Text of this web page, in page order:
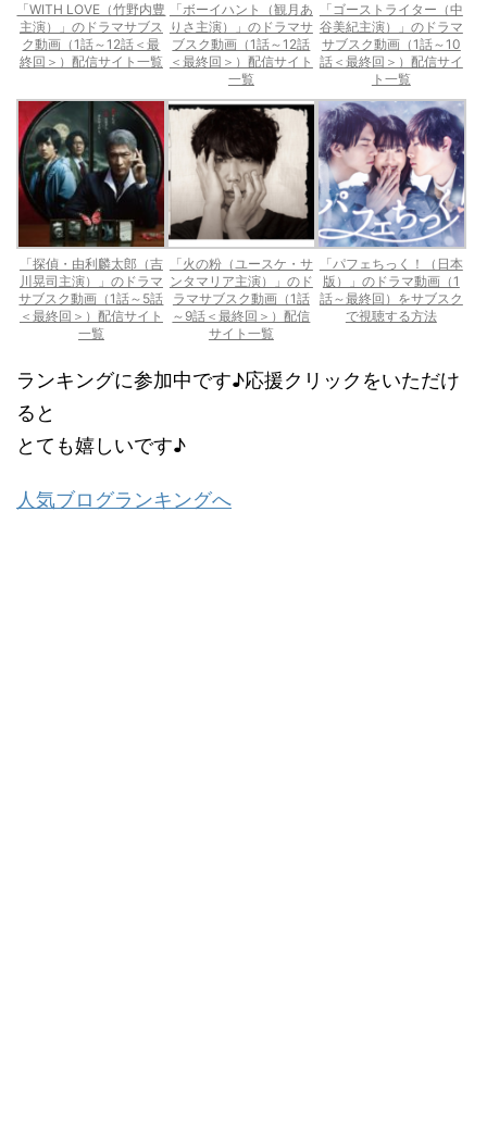
「WITH LOVE（竹野内豊
主演）」のドラマサブス
ク動画（1話～12話＜最
終回＞）配信サイト一覧
「ボーイハント（観月あ
りさ主演）」のドラマサ
ブスク動画（1話～12話
＜最終回＞）配信サイト
一覧
「ゴーストライター（中
谷美紀主演）」のドラマ
サブスク動画（1話～10
話＜最終回＞）配信サイ
ト一覧
「探偵・由利麟太郎（吉
川晃司主演）」のドラマ
サブスク動画（1話～5話
＜最終回＞）配信サイト
一覧
「火の粉（ユースケ・サ
ンタマリア主演）」のド
ラマサブスク動画（1話
～9話＜最終回＞）配信
サイト一覧
「パフェちっく！（日本
版）」のドラマ動画（1
話～最終回）をサブスク
で視聴する方法
ランキングに参加中です♪応援クリックをいただけ
ると
とても嬉しいです♪
人気ブログランキングへ